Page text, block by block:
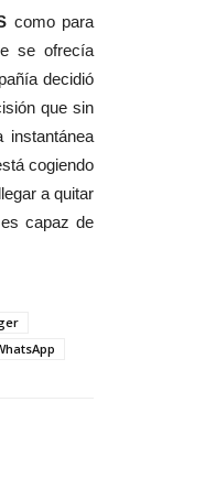
como para
se ofrecía
decidió
que sin
cogiendo
a quitar
capaz de